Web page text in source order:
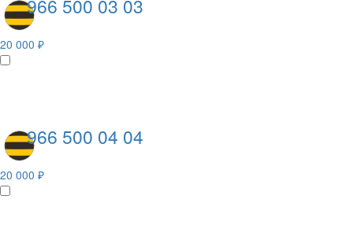
966 500 03 03
20 000 ₽
966 500 04 04
20 000 ₽